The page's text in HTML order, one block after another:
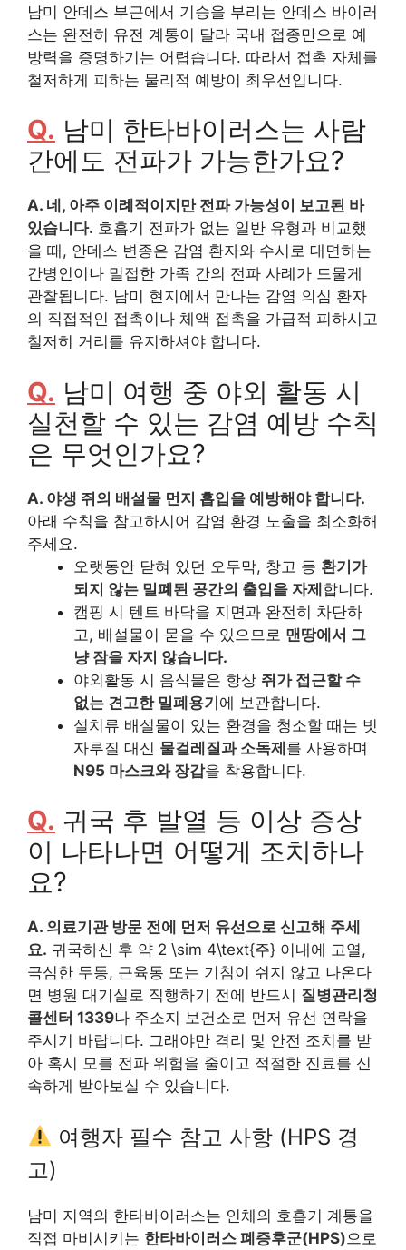
남미 안데스 부근에서 기승을 부리는 안데스 바이러
스는 완전히 유전 계통이 달라 국내 접종만으로 예
방력을 증명하기는 어렵습니다. 따라서 접촉 자체를
철저하게 피하는 물리적 예방이 최우선입니다.
Q. 남미 한타바이러스는 사람
간에도 전파가 가능한가요?
A. 네, 아주 이례적이지만 전파 가능성이 보고된 바
있습니다. 호흡기 전파가 없는 일반 유형과 비교했
을 때, 안데스 변종은 감염 환자와 수시로 대면하는
간병인이나 밀접한 가족 간의 전파 사례가 드물게
관찰됩니다. 남미 현지에서 만나는 감염 의심 환자
의 직접적인 접촉이나 체액 접촉을 가급적 피하시고
철저히 거리를 유지하셔야 합니다.
Q. 남미 여행 중 야외 활동 시
실천할 수 있는 감염 예방 수칙
은 무엇인가요?
A. 야생 쥐의 배설물 먼지 흡입을 예방해야 합니다.
아래 수칙을 참고하시어 감염 환경 노출을 최소화해
주세요.
오랫동안 닫혀 있던 오두막, 창고 등 환기가
되지 않는 밀폐된 공간의 출입을 자제합니다.
캠핑 시 텐트 바닥을 지면과 완전히 차단하
고, 배설물이 묻을 수 있으므로 맨땅에서 그
냥 잠을 자지 않습니다.
야외활동 시 음식물은 항상 쥐가 접근할 수
없는 견고한 밀폐용기에 보관합니다.
설치류 배설물이 있는 환경을 청소할 때는 빗
자루질 대신 물걸레질과 소독제를 사용하며
N95 마스크와 장갑을 착용합니다.
Q. 귀국 후 발열 등 이상 증상
이 나타나면 어떻게 조치하나
요?
A. 의료기관 방문 전에 먼저 유선으로 신고해 주세
요. 귀국하신 후 약 2 \sim 4\text{주} 이내에 고열,
극심한 두통, 근육통 또는 기침이 쉬지 않고 나온다
면 병원 대기실로 직행하기 전에 반드시 질병관리청
콜센터 1339나 주소지 보건소로 먼저 유선 연락을
주시기 바랍니다. 그래야만 격리 및 안전 조치를 받
아 혹시 모를 전파 위험을 줄이고 적절한 진료를 신
속하게 받아보실 수 있습니다.
여행자 필수 참고 사항 (HPS 경
고)
남미 지역의 한타바이러스는 인체의 호흡기 계통을
직접 마비시키는 한타바이러스 폐증후군(HPS)으로